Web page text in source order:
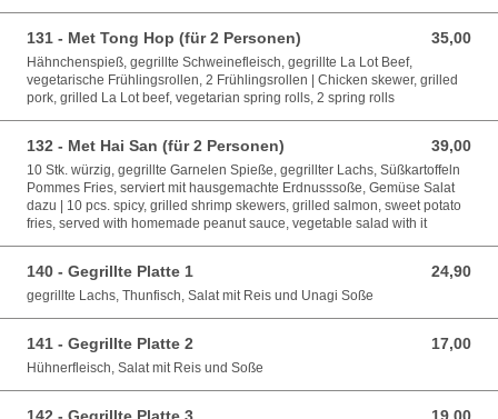
131 - Met Tong Hop (für 2 Personen) 35,00
35,00 EUR
Hähnchenspieß, gegrillte Schweinefleisch, gegrillte La Lot Beef,
vegetarische Frühlingsrollen, 2 Frühlingsrollen | Chicken skewer, grilled
pork, grilled La Lot beef, vegetarian spring rolls, 2 spring rolls
132 - Met Hai San (für 2 Personen) 39,00
39,00 EUR
10 Stk. würzig, gegrillte Garnelen Spieße, gegrillter Lachs, Süßkartoffeln
Pommes Fries, serviert mit hausgemachte Erdnusssoße, Gemüse Salat
dazu | 10 pcs. spicy, grilled shrimp skewers, grilled salmon, sweet potato
fries, served with homemade peanut sauce, vegetable salad with it
140 - Gegrillte Platte 1 24,90
24,90 EUR
gegrillte Lachs, Thunfisch, Salat mit Reis und Unagi Soße
141 - Gegrillte Platte 2 17,00
17,00 EUR
Hühnerfleisch, Salat mit Reis und Soße